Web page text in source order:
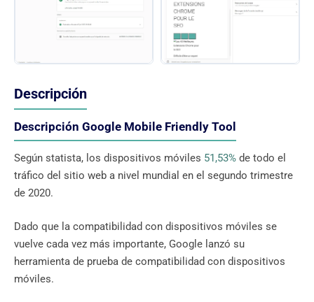
Descripción
Descripción Google Mobile Friendly Tool
Según statista, los dispositivos móviles 51,53% de todo el
tráfico del sitio web a nivel mundial en el segundo trimestre
de 2020.
Dado que la compatibilidad con dispositivos móviles se
vuelve cada vez más importante, Google lanzó su
herramienta de prueba de compatibilidad con dispositivos
móviles.